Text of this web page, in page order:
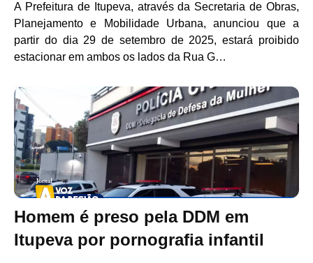
A Prefeitura de Itupeva, através da Secretaria de Obras,
Planejamento e Mobilidade Urbana, anunciou que a
partir do dia 29 de setembro de 2025, estará proibido
estacionar em ambos os lados da Rua G…
Homem é preso pela DDM em
Itupeva por pornografia infantil